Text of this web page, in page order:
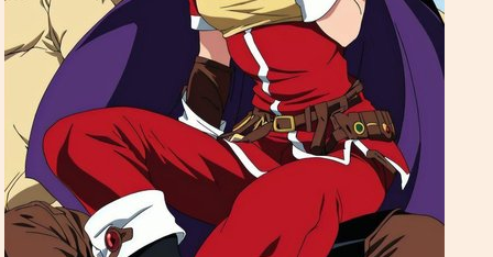
Polls archive
Search for:
Grabz: А что там с камь-юнити Слеерс-
параллель? Последний раз когда проверял у них
даже регистрация была закрыта. Нексса-джахады
там всякие, Мордейны, Розевиры, где все эти
люди были 8 лет?
((╬ಠิ﹏ಠิ))
Grabz: Похоже просто до Клавдифлёра
только-только дошли обновления днс записей
для этого домена, вроде заработало.
((╬ಠิ﹏ಠิ))
Grabz: А потсчему сайт не открывается когда